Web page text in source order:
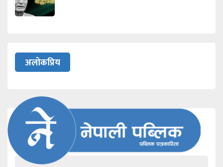
अलोकप्रिय